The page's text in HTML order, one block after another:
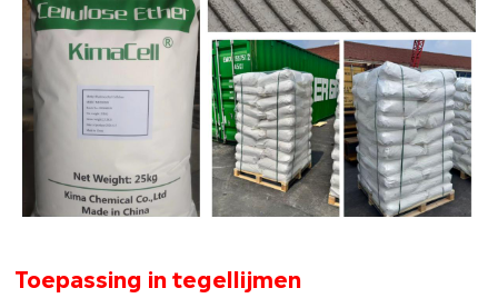
Toepassing in tegellijmen